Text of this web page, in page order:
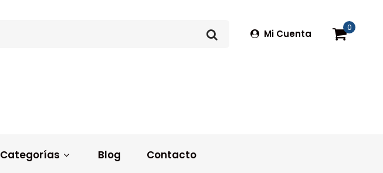
Mi Cuenta
0
Categorías Blog Contacto